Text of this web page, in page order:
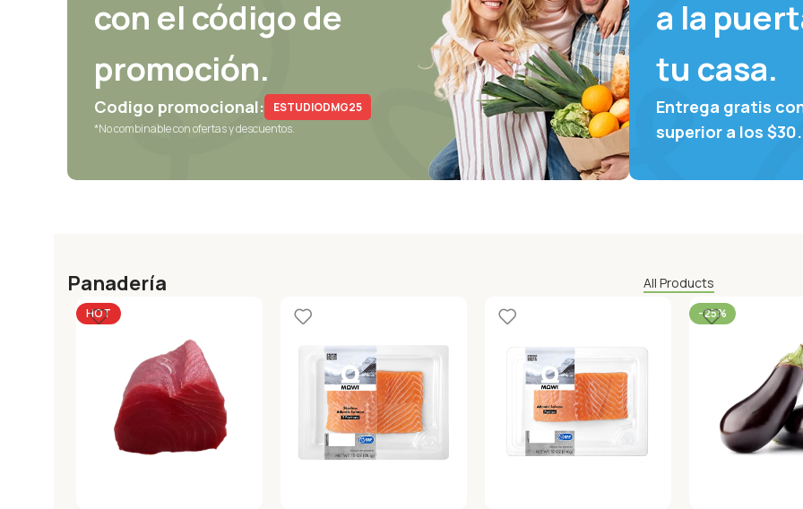
con el código de
promoción.
Codigo promocional:
ESTUDIODMG25
*No combinable con ofertas y descuentos.
a la
tu casa.
Entrega gratis
superior a los
Panadería All Products
HOT -25%